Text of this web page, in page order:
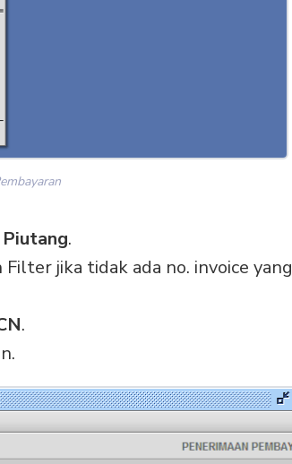
.
jika tidak ada no. invoice yang
.